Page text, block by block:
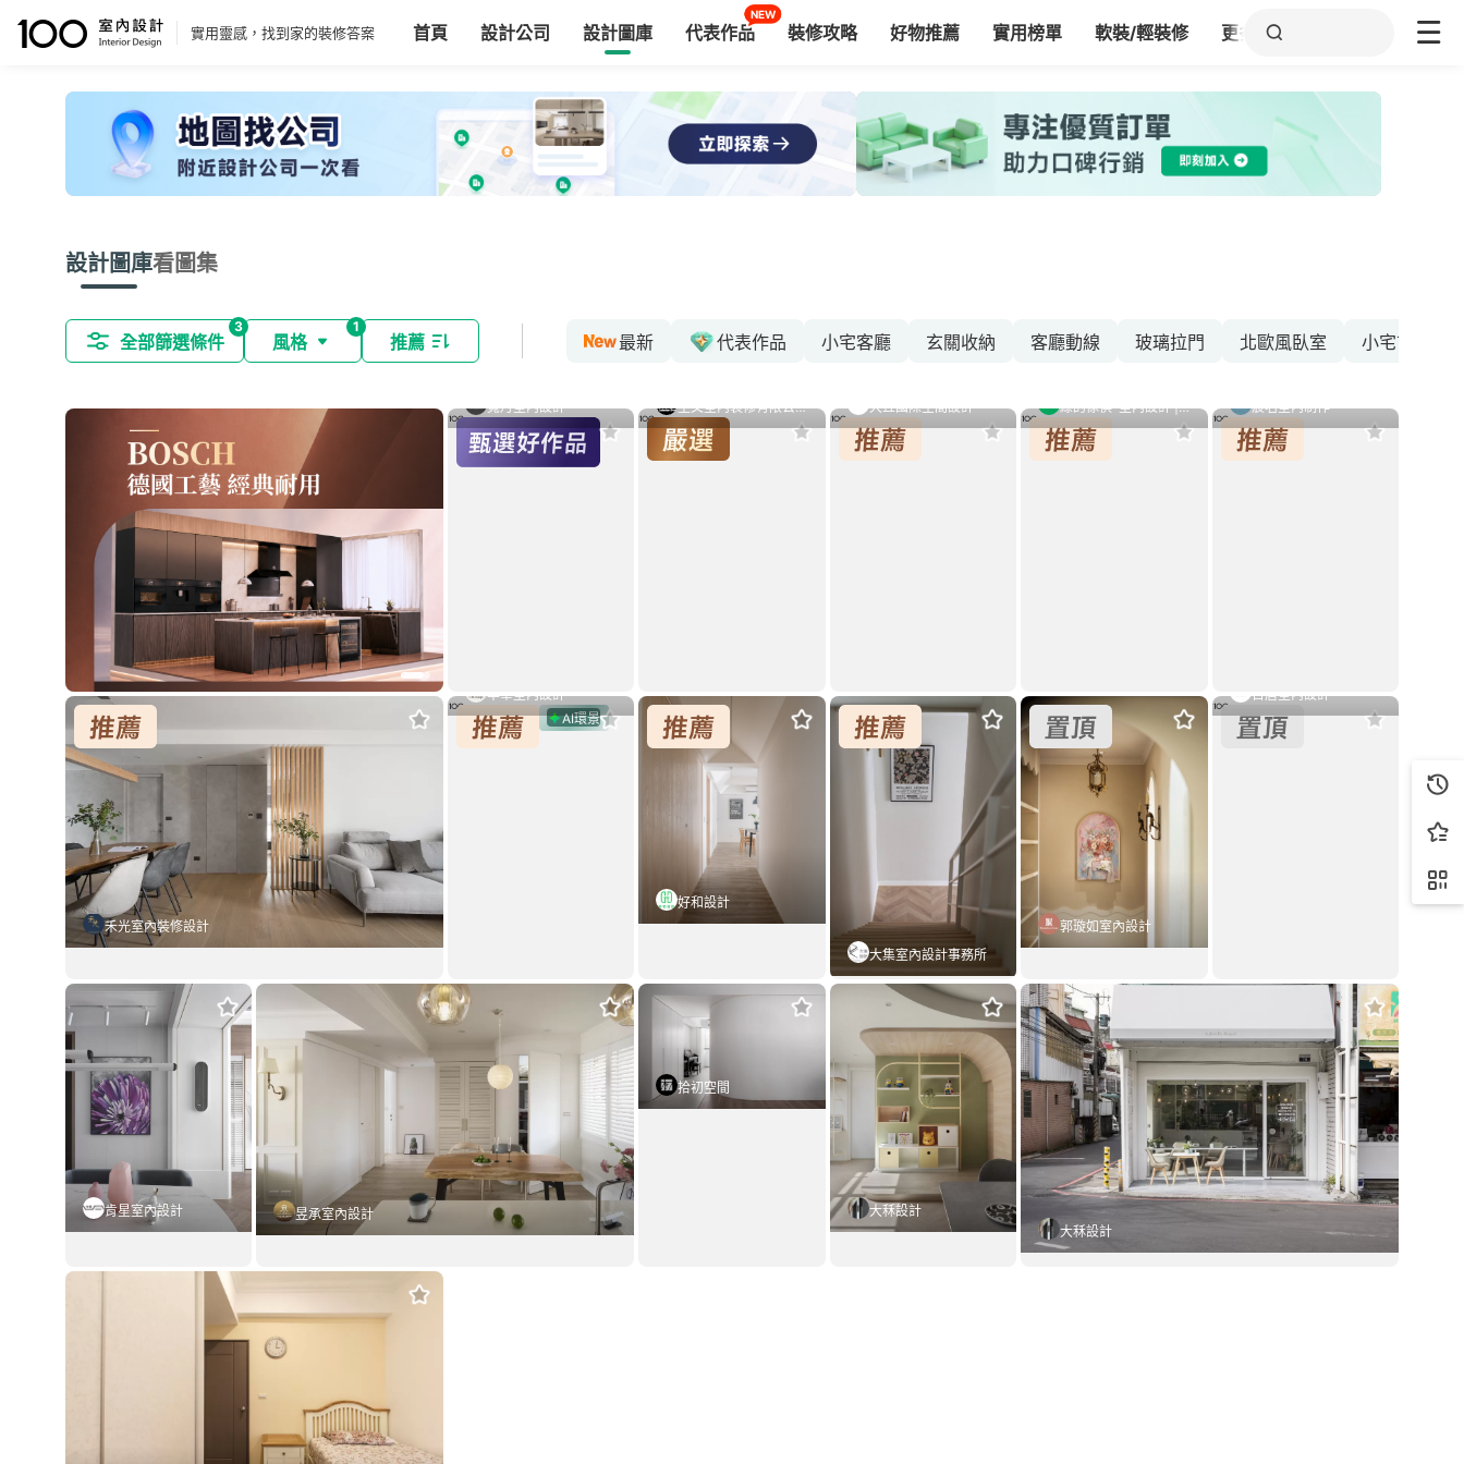
實用靈感，找到家的裝修答案 首頁 設計公司 設計圖庫
NEW
代表作品 裝修攻略 好物推薦 實用榜單 軟裝/輕裝修 更多
設計圖庫看圖集
3
全部篩選條件
1
風格 推薦 最新 代表作品 小宅客廳 玄關收納 客廳動線 玻璃拉門 北歐風臥室 小宅玄關
寬月室內設計
柔弧．暖敘．謐境
日式風 7坪
至文室內裝修有限公司
霽淨
代表作品
現代風
37坪
套用這個風格
大丘國際空間設計
《畫裡的家》— 天母・一幅油畫的生活提案
現代風 30坪
套用這個風格
綠的傢俱-室內設計 | 系統傢俱 | 廚房規劃
現代風弧形元素＋微輕奢材質的生活提案
現代風 25坪
套用這個風格
宸名室內制作
至
禾光室內裝修設計
光影敘事
日式風 35坪 套用這個風格
AI環景
丰華室內設計
流光
獲獎
套用這個風格
好和設計
山臨拾光| Light up
套用這個風格
大集室內設計事務所
時光淬鍊的法式優雅，50年透天老屋改造成靜奢風大宅
美式風 35坪
套用這個風格
郭璇如室內設計
鄉村風 38坪
套用這個風格
日居室內設計
獲獎
混搭風
套用這個風格
肯星室內設計 昱承室內設計
美式風 27坪
拾初空間
大秝設計
大秝設計